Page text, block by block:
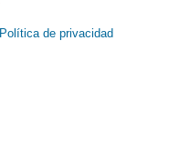
Política de privacidad